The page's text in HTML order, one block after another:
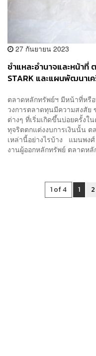
27 กันยายน 2023
ชำแหละอำนาจและหน้า
STARK และแผนพัฒนาเ
ตลาดหลักทรัพย์ฯ มีหน้าที่หรื
วงการตลาดทุนมีความสงสั
ต่างๆ ที่เริ่มเกิดขึ้นบ่อยครั้ง
ทุจริตตกแต่งงบการเงินนั้น
เหล่านี้อย่างไรบ้าง แมนพง
งานผู้ออกหลักทรัพย์ ตลาดหลั
1 of 4 1 2